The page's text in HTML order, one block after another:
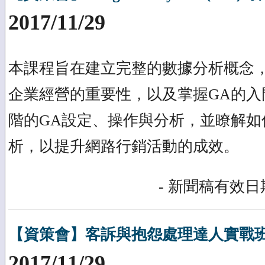
2017/11/29
本課程旨在建立完整的數據分析概念
企業經營的重要性，以及掌握GA的
階的GA設定、操作與分析，並瞭解
析，以提升網路行銷活動的成效。
- 新聞稿有效日
【資策會】客訴與抱怨處理達人實戰